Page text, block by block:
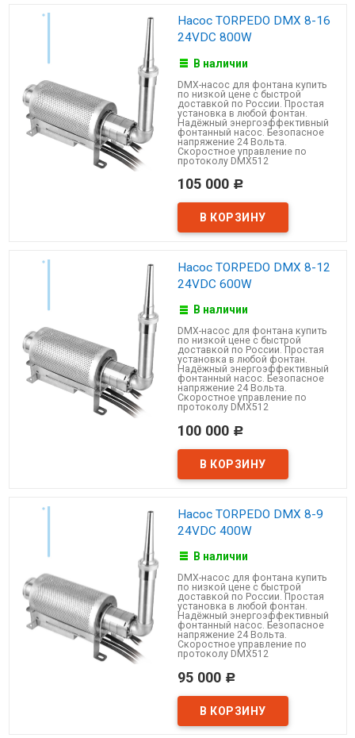
Насос TORPEDO DMX 8-16
24VDC 800W
В наличии
DMX-насос для фонтана купить
по низкой цене с быстрой
доставкой по России. Простая
установка в любой фонтан.
Надёжный энергоэффективный
фонтанный насос. Безопасное
напряжение 24 Вольта.
Скоростное управление по
протоколу DMX512
105 000 Р
Насос TORPEDO DMX 8-12
24VDC 600W
В наличии
DMX-насос для фонтана купить
по низкой цене с быстрой
доставкой по России. Простая
установка в любой фонтан.
Надёжный энергоэффективный
фонтанный насос. Безопасное
напряжение 24 Вольта.
Скоростное управление по
протоколу DMX512
100 000 Р
Насос TORPEDO DMX 8-9
24VDC 400W
В наличии
DMX-насос для фонтана купить
по низкой цене с быстрой
доставкой по России. Простая
установка в любой фонтан.
Надёжный энергоэффективный
фонтанный насос. Безопасное
напряжение 24 Вольта.
Скоростное управление по
протоколу DMX512
95 000 Р